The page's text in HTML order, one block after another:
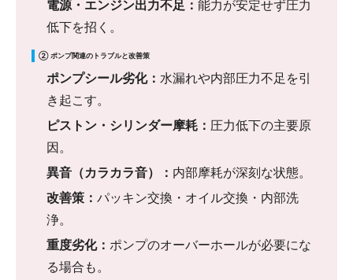
電源・エンジン出力不足： 能力が安定せず圧力
低下を招く。
② ポンプ関連のトラブルと改善策
ポンプシール劣化： 水漏れや内部圧力不足を引
き起こす。
ピストン・シリンダー摩耗： 圧力低下の主要原
因。
異音（カラカラ音）： 内部摩耗が深刻な状態。
改善策： パッキン交換・オイル交換・内部洗
浄。
重度劣化： ポンプのオーバーホールが必要にな
る場合も。